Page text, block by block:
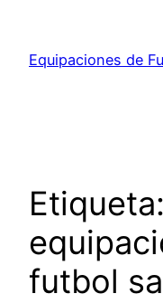
contenido
Equipaciones de
Etiqueta:
futbol